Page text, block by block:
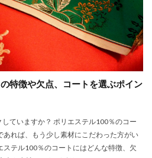
特徴や欠点、コートを選ぶポイン
ていますか？ ポリエステル100％のコー
あれば、もう少し素材にこだわった方がい
ステル100％のコートにはどんな特徴、欠